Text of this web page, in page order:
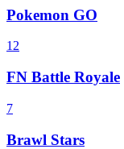
Pokemon GO
12
FN Battle Royale
7
Brawl Stars